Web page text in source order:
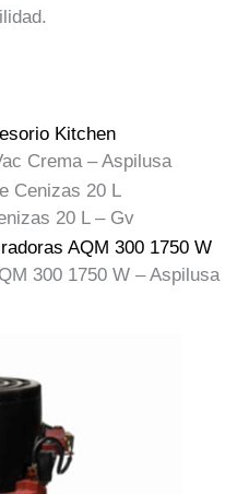
Crema – Aspilusa
20 L – Gv
300 1750 W – Aspilusa